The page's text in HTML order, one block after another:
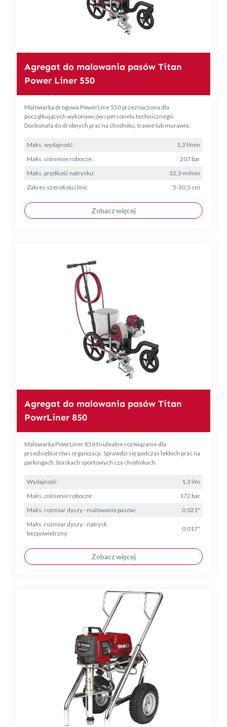
Agregat do malowania pasów Titan
Power Liner 550
Malowarka drogowa PowerLine 550 przeznaczona dla
początkujących wykonawców i personelu technicznego.
Doskonała do drobnych prac na chodniku, trawie lub murawie.
Maks. wydajność:
1,3 l/min
Maks. ciśnienie robocze:
207 bar
Maks. prędkość natrysku:
32,3 m/min
Zakres szerokości linii:
5-30,5 cm
Zobacz więcej
Agregat do malowania pasów Titan
PowrLiner 850
Malowarka PowrLiner 850 to idealne rozwiązanie dla
przedsiębiorstw i organizacji. Sprawdzi się podczas lekkich prac na
parkingach, boiskach sportowych czy chodnikach.
Wydajność:
1,3 l/m
Maks. ciśnienie robocze:
172 bar
Maks. rozmiar dyszy - malowanie pasów:
0,021"
Maks. rozmiar dyszy - natrysk
bezpowietrzny:
0,017"
Zobacz więcej